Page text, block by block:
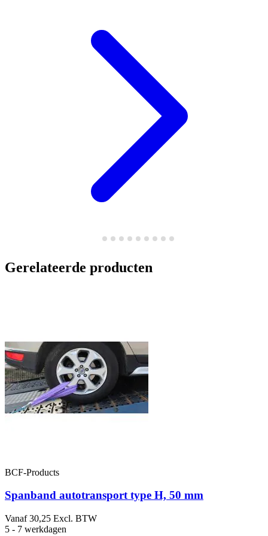
Gerelateerde producten
BCF-Products
Spanband autotransport type H, 50 mm
Vanaf30,25 Excl. BTW
5 - 7 werkdagen